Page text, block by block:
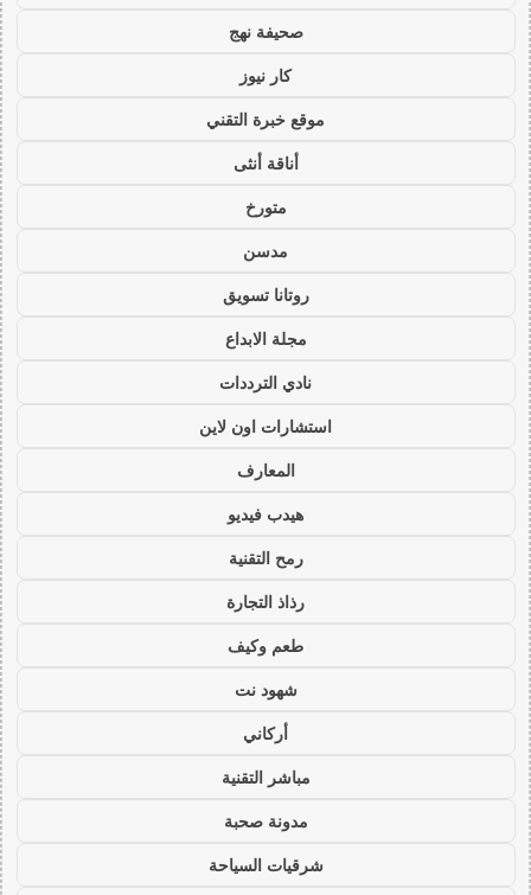
صحيفة نهج
كار نيوز
موقع خبرة التقني
أناقة أنثى
متورخ
مدسن
روتانا تسويق
مجلة الابداع
نادي الترددات
استشارات اون لاين
المعارف
هيدب فيديو
رمح التقنية
رذاذ التجارة
طعم وكيف
شهود نت
أركاني
مباشر التقنية
مدونة صحبة
شرقيات السياحة